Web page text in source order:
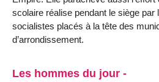
scolaire réalise pendant le siège par
socialistes placés à la tête des
d’arrondissement.
Les hommes du jour -